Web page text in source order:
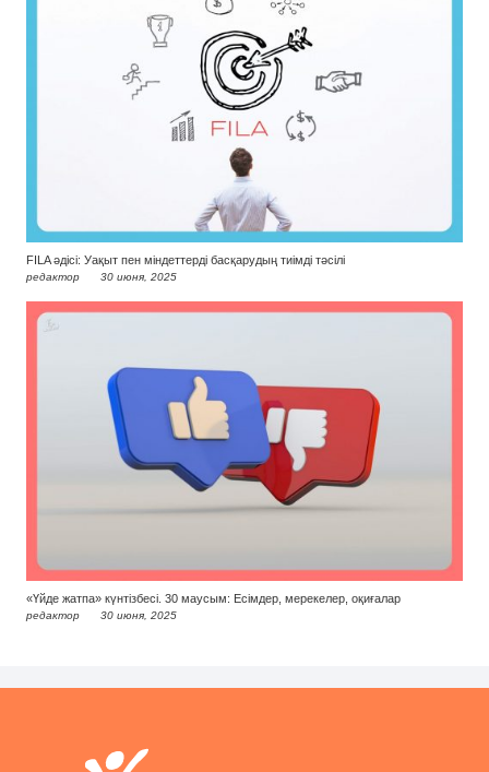
FILA әдісі: Уақыт пен міндеттерді басқарудың тиімді тәсілі
редактор 30 июня, 2025
«Үйде жатпа» күнтізбесі. 30 маусым: Есімдер, мерекелер, оқиғалар
редактор 30 июня, 2025